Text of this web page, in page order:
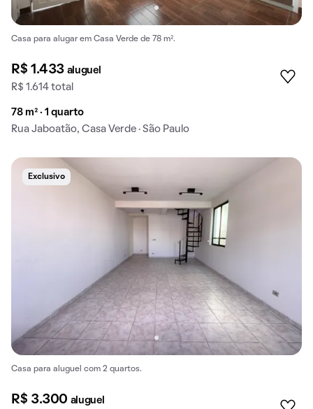
Casa para alugar em Casa Verde de 78 m².
R$ 1.433 aluguel
R$ 1.614 total
78 m² · 1 quarto
Rua Jaboatão, Casa Verde · São Paulo
Exclusivo
Casa para aluguel com 2 quartos.
R$ 3.300 aluguel